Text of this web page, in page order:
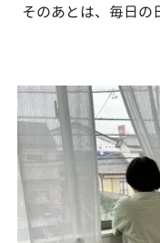
そのあとは、毎日の